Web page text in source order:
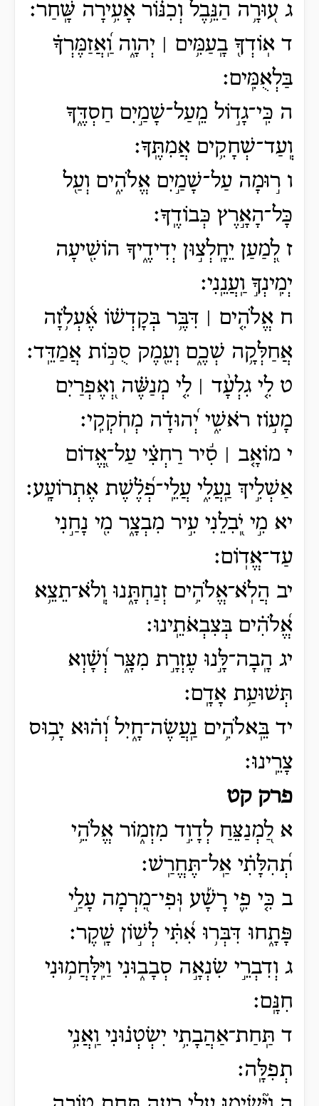
ג ע֭וּרָ֥ה הַנֵּ֥בֶל וְכִנּ֗וֹר אָעִ֥ירָה שָּֽׁחַר׃
ד אֽוֹדְךָ֖ בָֽעַמִּ֥ים ׀ יְהוָ֑ה וַֽ֝אֲזַמֶּרְךָ֗
בַּלְאֻמִּֽים׃
ה כִּֽי־גָד֣וֹל מֵֽעַל־שָׁמַ֣יִם חַסְדֶּ֑ךָ
וְֽעַד־שְׁחָקִ֥ים אֲמִתֶּֽךָ׃
ו ר֣וּמָה עַל־שָׁמַ֣יִם אֱלֹהִ֑ים וְעַ֖ל
כָּל־הָאָ֣רֶץ כְּבוֹדֶֽךָ׃
ז לְ֭מַעַן יֵחָֽלְצ֣וּן יְדִידֶ֑יךָ הוֹשִׁ֖יעָה
יְמִֽינְךָ֣ וַֽעֲנֵֽנִי׃
ח אֱלֹהִ֤ים ׀ דִּבֶּ֥ר בְּקָדְשׁ֗וֹ אֶ֫עְלֹ֥זָה
אֲחַלְּקָ֥ה שְׁכֶ֑ם וְעֵ֖מֶק סֻכּ֣וֹת אֲמַדֵּֽד׃
ט לִ֤י גִלְעָ֨ד ׀ לִ֤י מְנַשֶּׁ֗ה וְ֭אֶפְרַיִם
מָע֣וֹז רֹאשִׁ֑י יְ֝הוּדָ֗ה מְחֹֽקְקִֽי׃
י מוֹאָ֤ב ׀ סִ֬יר רַחְצִ֗י עַל־אֱ֭דוֹם
אַשְׁלִ֣יךְ נַֽעֲלִ֑י עֲלֵֽי־פְ֝לֶ֗שֶׁת אֶתְרוֹעָֽע׃
יא מִ֣י יֹֽ֭בִלֵנִי עִ֣יר מִבְצָ֑ר מִ֖י נָחַ֣נִי
עַד־אֱדֽוֹם׃
יב הֲלֹֽא־אֱלֹהִ֥ים זְנַחְתָּ֑נוּ וְֽלֹא־תֵצֵ֥א
אֱ֝לֹהִ֗ים בְּצִבְאֹתֵֽינוּ׃
יג הָֽבָה־לָּ֣נוּ עֶזְרָ֣ת מִצָּ֑ר וְ֝שָׁ֗וְא
תְּשׁוּעַ֥ת אָדָֽם׃
יד בֵּֽאלֹהִ֥ים נַֽעֲשֶׂה־חָ֑יִל וְ֝ה֗וּא יָב֥וּס
צָרֵֽינוּ׃
פרק קט
א לַ֭מְנַצֵּחַ לְדָוִ֣ד מִזְמ֑וֹר אֱלֹהֵ֥י
תְ֝הִלָּתִ֗י אַֽל־תֶּחֱרַֽשׁ׃
ב כִּ֤י פִ֪י רָשָׁ֡ע וּֽפִי־מִ֭רְמָה עָלַ֣י
פָּתָ֑חוּ דִּבְּר֥וּ אִ֝תִּ֗י לְשׁ֣וֹן שָֽׁקֶר׃
ג וְדִבְרֵ֣י שִׂנְאָ֣ה סְבָב֑וּנִי וַיִּֽלָּחֲמ֥וּנִי
חִנָּֽם׃
ד תַּֽחַת־אַהֲבָתִ֥י יִשְׂטְנ֗וּנִי וַֽאֲנִ֥י
תְפִלָּֽה׃